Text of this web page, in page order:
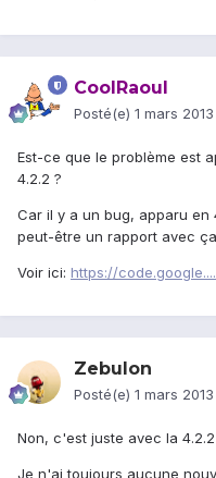
CoolRaoul
Posté(e) 1 mars 2013
Est-ce que le problème est
4.2.2 ?
Car il y a un bug, apparu en
peut-être un rapport avec
Voir ici: https://
Zebulon
Posté(e) 1 mars 2013
Non, c'est juste avec la
Je n'ai toujours aucune